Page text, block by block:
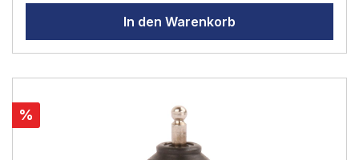
In den Warenkorb
%